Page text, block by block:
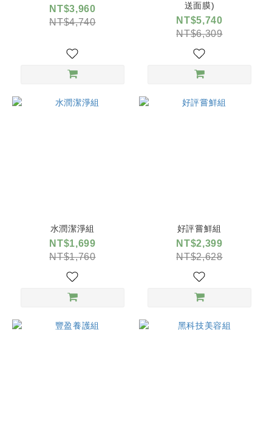
NT$3,960
NT$4,740
送面膜)
NT$5,740
NT$6,309
水潤潔淨組
NT$1,699
NT$1,760
好評嘗鮮組
NT$2,399
NT$2,628